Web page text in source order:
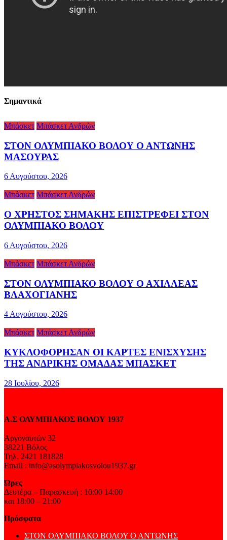
Σημαντικά
Μπάσκετ Μπάσκετ Ανδρών
ΣΤΟΝ ΟΛΥΜΠΙΑΚΟ ΒΟΛΟΥ Ο ΑΝΤΩΝΗΣ
ΜΑΣΟΥΡΑΣ
6 Αυγούστου, 2026
Μπάσκετ Μπάσκετ Ανδρών
Ο ΧΡΗΣΤΟΣ ΣΗΜΑΚΗΣ ΕΠΙΣΤΡΕΦΕΙ ΣΤΟΝ
ΟΛΥΜΠΙΑΚΟ ΒΟΛΟΥ
6 Αυγούστου, 2026
Μπάσκετ Μπάσκετ Ανδρών
ΣΤΟΝ ΟΛΥΜΠΙΑΚΟ ΒΟΛΟΥ Ο ΑΧΙΛΛΕΑΣ
ΒΛΑΧΟΓΙΑΝΗΣ
4 Αυγούστου, 2026
Μπάσκετ Μπάσκετ Ανδρών
ΚΥΚΛΟΦΟΡΗΣΑΝ ΟΙ ΚΑΡΤΕΣ ΕΝΙΣΧΥΣΗΣ
ΤΗΣ ΑΝΔΡΙΚΗΣ ΟΜΑΔΑΣ ΜΠΑΣΚΕΤ
28 Ιουλίου, 2026
Α.Σ ΟΛΥΜΠΙΑΚΟΣ ΒΟΛΟΥ 1937
Αργοναυτών 32
38221 Βόλος
Τηλ. 2421 181828
Email : info@asolympiakosvolou1937.gr
Ώρες
Δευτέρα – Παρασκευή : 10:00 14:00
και 18:00 – 21:00
Πρόσφατα
ΣΤΟΝ ΟΛΥΜΠΙΑΚΟ ΒΟΛΟΥ Ο ΑΝΤΩΝΗΣ